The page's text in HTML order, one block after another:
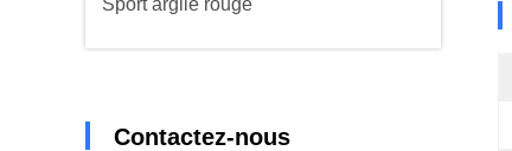
Sport argile rouge
Contactez-nous